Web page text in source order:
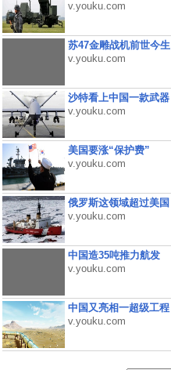
v.youku.com
苏47金雕战机前世今生
v.youku.com
沙特看上中国一款武器
v.youku.com
美国要涨“保护费”
v.youku.com
俄罗斯这领域超过美国
v.youku.com
中国造35吨推力航发
v.youku.com
中国又亮相一超级工程
v.youku.com